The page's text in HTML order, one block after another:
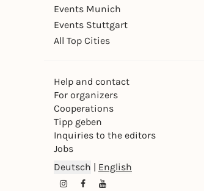
Events Munich
Events Stuttgart
All Top Cities
Help and contact
For organizers
Cooperations
Tipp geben
Inquiries to the editors
Jobs
Deutsch English